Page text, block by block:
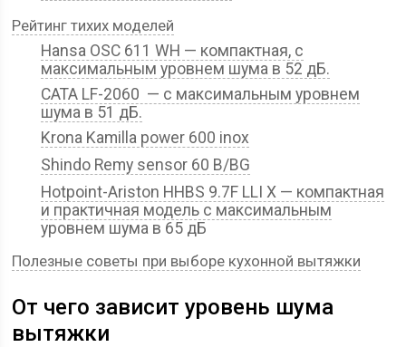
Рейтинг тихих моделей
Hansa OSC 611 WH — компактная, с
максимальным уровнем шума в 52 дБ.
CATA LF-2060 — с максимальным уровнем
шума в 51 дБ.
Krona Kamilla power 600 inox
Shindo Remy sensor 60 B/BG
Hotpoint-Ariston HHBS 9.7F LLI X — компактная
и практичная модель с максимальным
уровнем шума в 65 дБ
Полезные советы при выборе кухонной вытяжки
От чего зависит уровень шума
вытяжки